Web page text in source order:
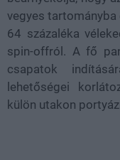
vegyes tartományba
64 százaléka
spin-offról. A fő
csapatok
lehetőségei
külön utakon